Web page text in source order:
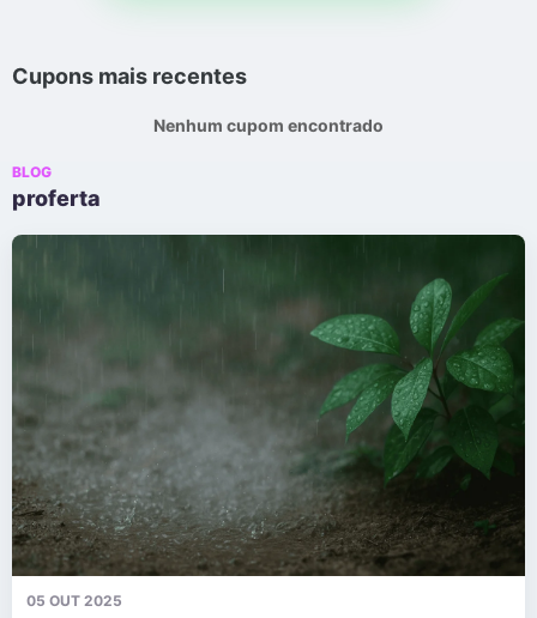
Cupons mais recentes
Nenhum cupom encontrado
BLOG
proferta
05 OUT 2025